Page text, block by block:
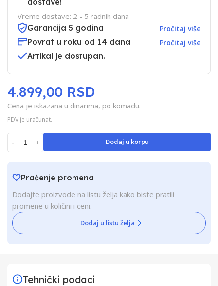
Vreme dostave: 2 - 5 radnih dana
Garancija 5 godina
Pročitaj više
Povrat u roku od 14 dana Pročitaj više
Artikal je dostupan.
Cena je iskazana u dinarima, po komadu.
PDV je uračunat.
4.899,00 RSD
- + Dodaj u korpu
Praćenje promena
Dodajte proizvode na listu želja kako biste pratili
promene u količini i ceni.
Dodaj u listu želja
Tehnički podaci